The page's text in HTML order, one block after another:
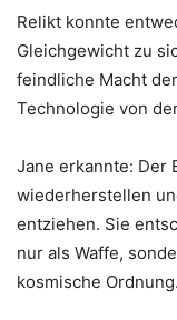
Relikt konnte
Gleichgewicht zu
feindliche Macht
Technologie von
Jane erkannte: Der
wiederherstellen
entziehen. Sie
nur als Waffe,
kosmische Ordnung.